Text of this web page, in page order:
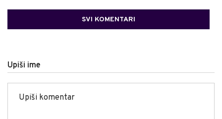
SVI KOMENTARI
Upiši ime